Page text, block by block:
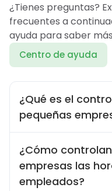
¿Tienes preguntas?
frecuentes a
ayuda para saber
Centro de ayuda
¿Qué es el
pequeñas
necesita saber
horas de trabajo de
tareas, proyectos y
¿Cómo
empresas las
empleados?